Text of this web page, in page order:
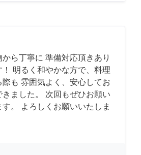
ら丁寧に 準備対応頂きあり
明るく和やかな方で、料理
際も 雰囲気よく、安心してお
ました。 次回もぜひお願い
。 よろしくお願いいたしま